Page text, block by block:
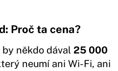
Proč ta cena?
někdo dával 25 000
neumí ani Wi-Fi, ani